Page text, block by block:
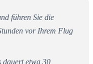
führen Sie die
vor Ihrem Flug
dauert etwa 30